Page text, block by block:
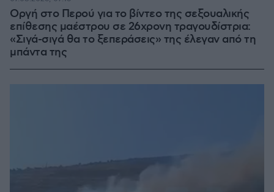
Οργή στο Περού για το βίντεο της σεξουαλικής
επίθεσης μαέστρου σε 26χρονη τραγουδίστρια:
«Σιγά-σιγά θα το ξεπεράσεις» της έλεγαν από τη
μπάντα της